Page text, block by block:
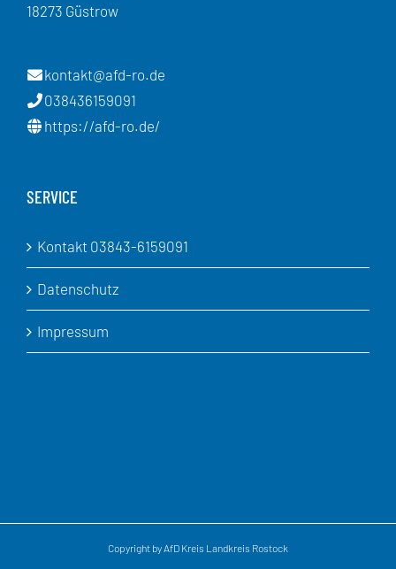
18273 Güstrow
kontakt@afd-ro.de
038436159091
https://afd-ro.de/
SERVICE
Kontakt 03843-6159091
Datenschutz
Impressum
Copyright by AfD Kreis Landkreis Rostock